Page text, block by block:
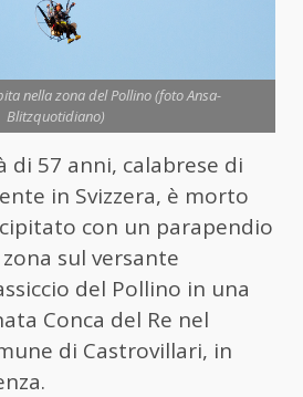
nella zona del Pollino (foto Ansa-
Blitzquotidiano)
di 57 anni, calabrese di
in Svizzera, è morto
con un parapendio
sul versante
del Pollino in una
Conca del Re nel
di Castrovillari, in